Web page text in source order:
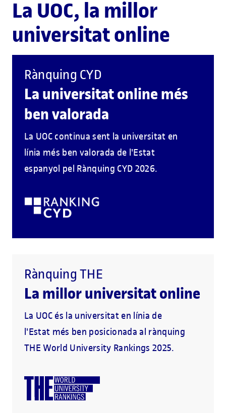
La UOC, la millor
universitat online
Rànquing CYD
La universitat online més
ben valorada
La UOC continua sent la universitat en
línia més ben valorada de l'Estat
espanyol pel Rànquing CYD 2026.
Rànquing THE
La millor universitat online
La UOC és la universitat en línia de
l'Estat més ben posicionada al rànquing
THE World University Rankings 2025.